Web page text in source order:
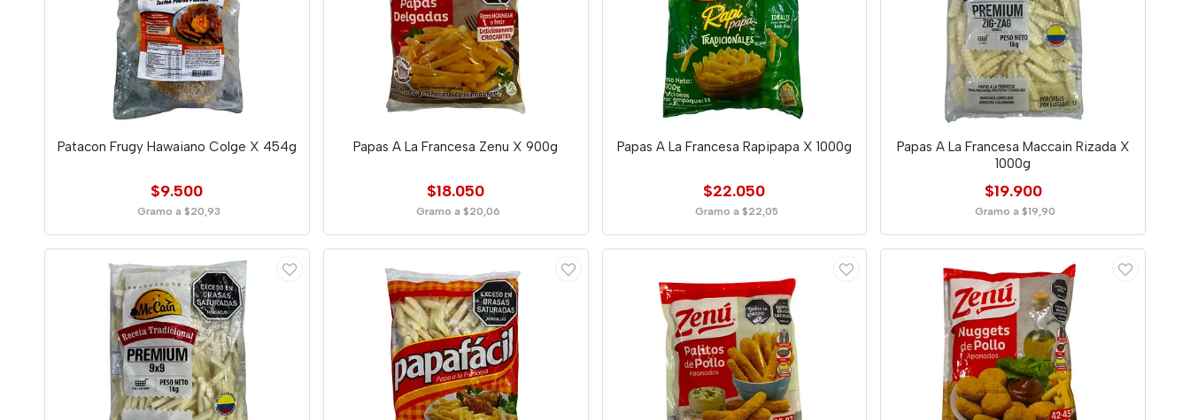
Patacon Frugy Hawaiano Colge X 454g
$9.500
Gramo a $20,93
Papas A La Francesa Zenu X 900g
$18.050
Gramo a $20,06
Papas A La Francesa Rapipapa X 1000g
$22.050
Gramo a $22,05
Papas A La Francesa Maccain Rizada X
1000g
$19.900
Gramo a $19,90